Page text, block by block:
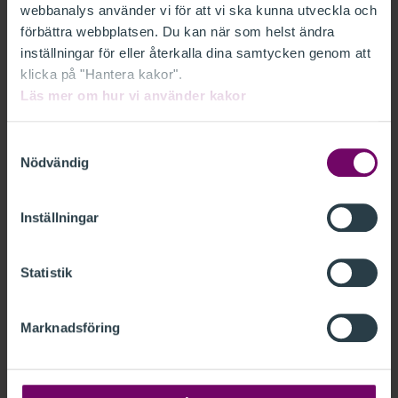
webbanalys använder vi för att vi ska kunna utveckla och
förbättra webbplatsen. Du kan när som helst ändra
inställningar för eller återkalla dina samtycken genom att
klicka på "Hantera kakor".
Läs mer om hur vi använder kakor
Nödvändig
Inställningar
Statistik
Marknadsföring
används för rätt typ av uppdrag.
2. Undvika onödiga trösklar och
marknadskoncentration
attraktivitet, skapa tröghet i systemet och ytterst leda
Med ett tillämpningsområde där endast omkring 200
företag i Sverige omfattas av lagkrav blir sådana risker
3. Baskunskap om hållbarhet är fortsatt
Hållbarhetsfrågorna påverkar den finansiella